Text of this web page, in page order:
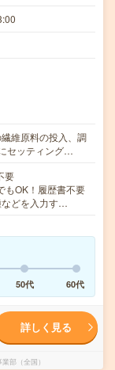
維原料の投入、調
セッティング…
要
もOK！履歴書不要
どを入力す…
50代 60代
詳しく見る
部（全国）